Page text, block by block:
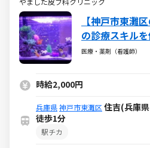
【神戸市東灘
の診療スキルを
医療・薬剤（看護師）
時給2,000円
兵庫県神戸市東灘区 住吉(兵庫
徒歩1分
駅チカ